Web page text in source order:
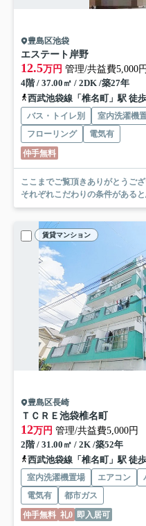
豊島区池袋
エステート岸野
12.5万円 管理/共益費5,000円
4階 / 37.00㎡ / 2DK /築27年
西武池袋線「椎名町」駅 徒
バス・トイレ別 室内洗濯機
フローリング
電気有
仲手無料
ここまでご覧頂きありがとうございます。 お部屋探しの
それぞれこだわりの条件がある
賃貸マンション
豊島区長崎
ＴＣＲＥ池袋椎名町
12万円 管理/共益費5,000円
2階 / 31.00㎡ / 2K /築52年
西武池袋線「椎名町」駅 徒
室内洗濯機置場 エアコン
電気有
都市ガス
仲手無料 礼0 即入居可